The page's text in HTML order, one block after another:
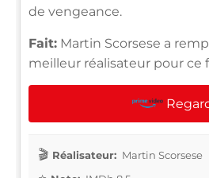
de vengeance.
Fait: Martin Scorsese a
meilleur réalisateur pour ce
Réalisateur: Martin Scorsese